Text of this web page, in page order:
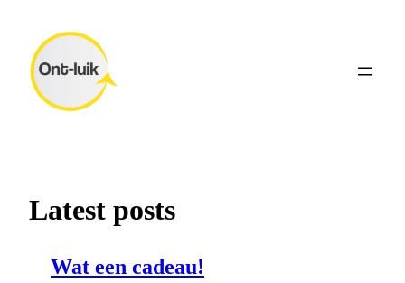
inhoud
Latest posts
Wat een cadeau!